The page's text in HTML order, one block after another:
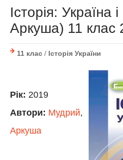
Історія: Україна
Аркуша) 11 клас
11 клас / Історія України
Рік: 2019
Автори: Мудрий,
Аркуша